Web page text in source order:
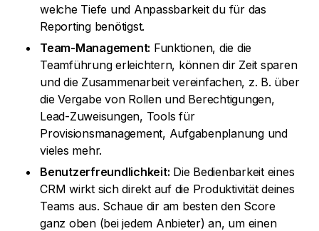
welche Tiefe und Anpassbarkeit du für das
Reporting benötigst.
Team-Management: Funktionen, die die
Teamführung erleichtern, können dir Zeit sparen
und die Zusammenarbeit vereinfachen, z. B. über
die Vergabe von Rollen und Berechtigungen,
Lead-Zuweisungen, Tools für
Provisionsmanagement, Aufgabenplanung und
vieles mehr.
Benutzerfreundlichkeit: Die Bedienbarkeit eines
CRM wirkt sich direkt auf die Produktivität deines
Teams aus. Schaue dir am besten den Score
ganz oben (bei jedem Anbieter) an, um einen